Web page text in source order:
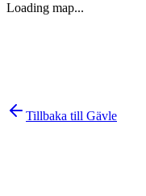
Loading map...
Tillbaka till Gävle